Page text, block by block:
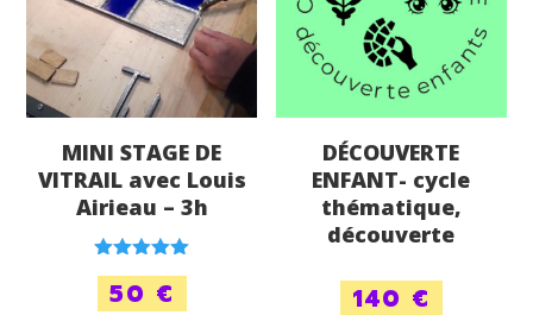
MINI STAGE DE
VITRAIL avec Louis
Airieau – 3h
Note
5.00
sur 5
50 €
DÉCOUVERTE
ENFANT- cycle
thématique,
découverte
140 €